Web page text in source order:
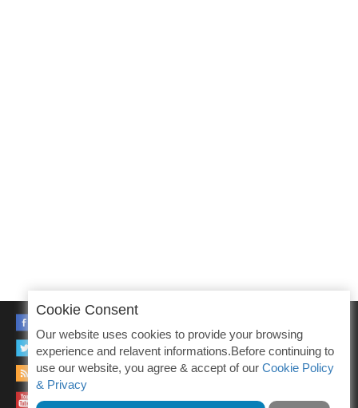
TWITTER
RSS
YOUTUBE
Cookie Consent
Our website uses cookies to provide your browsing
experience and relavent informations.Before continuing to
use our website, you agree & accept of our Cookie Policy
& Privacy